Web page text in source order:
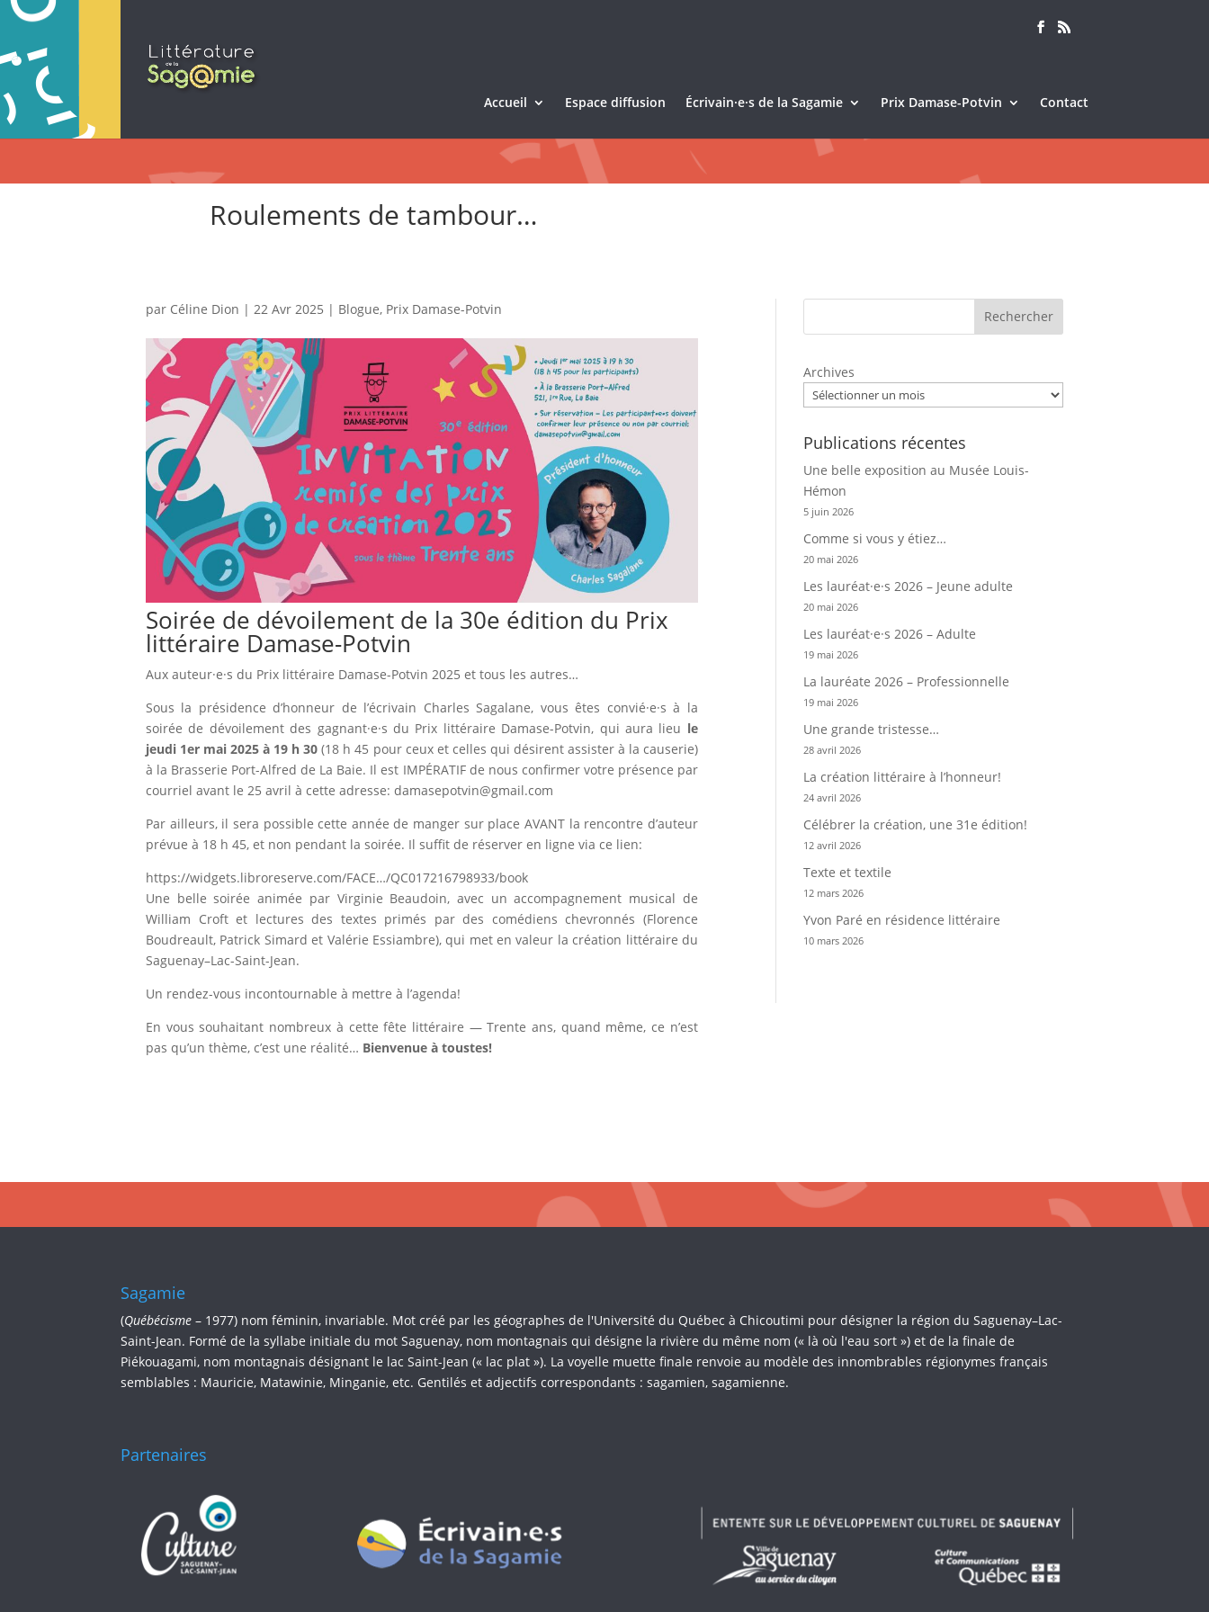
Accueil Espace diffusion Écrivain·e·s de la Sagamie Prix Damase-Potvin Contact
Roulements de tambour…
par Céline Dion | 22 Avr 2025 | Blogue, Prix Damase-Potvin
Soirée de dévoilement de la 30e édition du Prix
littéraire Damase-Potvin
Aux auteur·e·s du Prix littéraire Damase-Potvin 2025 et tous les autres…
Sous la présidence d’honneur de l’écrivain Charles Sagalane, vous êtes convié·e·s à la
soirée de dévoilement des gagnant·e·s du Prix littéraire Damase-Potvin, qui aura lieu le
jeudi 1er mai 2025 à 19 h 30 (18 h 45 pour ceux et celles qui désirent assister à la causerie)
à la Brasserie Port-Alfred de La Baie. Il est IMPÉRATIF de nous confirmer votre présence par
courriel avant le 25 avril à cette adresse: damasepotvin@gmail.com
Par ailleurs, il sera possible cette année de manger sur place AVANT la rencontre d’auteur
prévue à 18 h 45, et non pendant la soirée. Il suffit de réserver en ligne via ce lien:
https://widgets.libroreserve.com/FACE…/QC017216798933/book
Une belle soirée animée par Virginie Beaudoin, avec un accompagnement musical de
William Croft et lectures des textes primés par des comédiens chevronnés (Florence
Boudreault, Patrick Simard et Valérie Essiambre), qui met en valeur la création littéraire du
Saguenay–Lac-Saint-Jean.
Un rendez-vous incontournable à mettre à l’agenda!
En vous souhaitant nombreux à cette fête littéraire — Trente ans, quand même, ce n’est
pas qu’un thème, c’est une réalité… Bienvenue à toustes!
Rechercher
Archives
Publications récentes
Une belle exposition au Musée Louis-
Hémon
5 juin 2026
Comme si vous y étiez…
20 mai 2026
Les lauréat·e·s 2026 – Jeune adulte
20 mai 2026
Les lauréat·e·s 2026 – Adulte
19 mai 2026
La lauréate 2026 – Professionnelle
19 mai 2026
Une grande tristesse…
28 avril 2026
La création littéraire à l’honneur!
24 avril 2026
Célébrer la création, une 31e édition!
12 avril 2026
Texte et textile
12 mars 2026
Yvon Paré en résidence littéraire
10 mars 2026
Sagamie
(Québécisme– 1977) nom féminin, invariable. Mot créé par les géographes de l'Université du Québec à Chicoutimi pour désigner la région du Saguenay–Lac-
Saint-Jean. Formé de la syllabe initiale du mot Saguenay, nom montagnais qui désigne la rivière du même nom (« là où l'eau sort ») et de la finale de
Piékouagami, nom montagnais désignant le lac Saint-Jean (« lac plat »). La voyelle muette finale renvoie au modèle des innombrables régionymes français
semblables : Mauricie, Matawinie, Minganie, etc. Gentilés et adjectifs correspondants : sagamien, sagamienne.
Partenaires